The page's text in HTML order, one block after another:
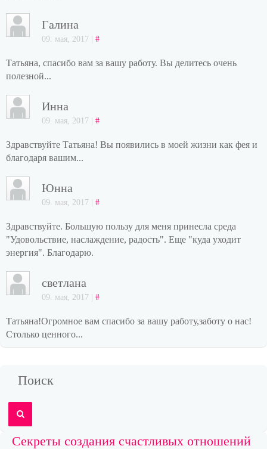
Галина
09. мая, 2017 | #
Татьяна, спасибо вам за вашу работу. Вы делитесь очень
полезной...
Инна
09. мая, 2017 | #
Здравствуйте Татьяна! Вы появились в моей жизни как фея и
благодаря вашим...
Юнна
09. мая, 2017 | #
Здравствуйте. Большую пользу для меня принесла среда
"Удовольствие, наслаждение, радость". Еще "куда уходит
энергия". Благодарю.
светлана
09. мая, 2017 | #
Татьяна!Огромное вам спасибо за вашу работу,заботу о нас!
Столько ценного...
Поиск
Секреты создания счастливых отношений